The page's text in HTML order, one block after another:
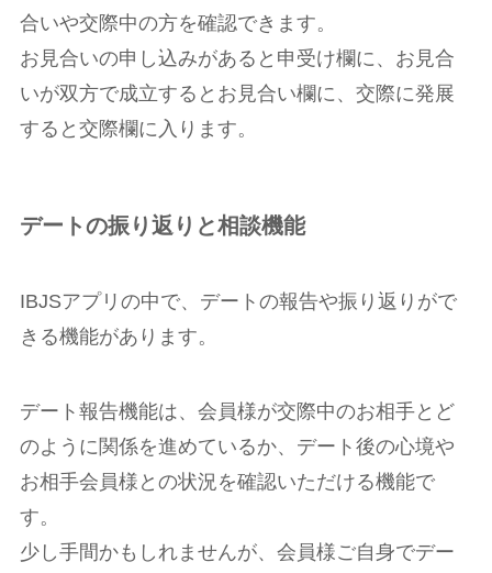
合いや交際中の方を確認できます。
お見合いの申し込みがあると申受け欄に、お見合
いが双方で成立するとお見合い欄に、交際に発展
すると交際欄に入ります。
デートの振り返りと相談機能
IBJSアプリの中で、デートの報告や振り返りがで
きる機能があります。
デート報告機能は、会員様が交際中のお相手とど
のように関係を進めているか、デート後の心境や
お相手会員様との状況を確認いただける機能で
す。
少し手間かもしれませんが、会員様ご自身でデー